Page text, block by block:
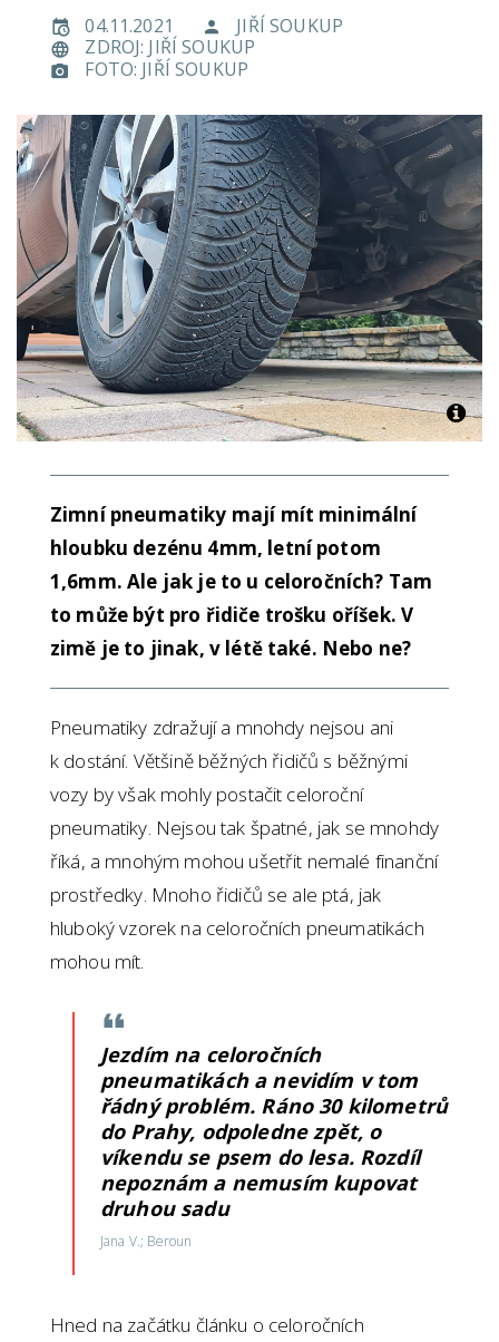
04.11.2021
JIŘÍ SOUKUP
ZDROJ: JIŘÍ SOUKUP
FOTO: JIŘÍ SOUKUP
Zimní pneumatiky mají mít minimální
hloubku dezénu 4mm, letní potom
1,6mm. Ale jak je to u celoročních? Tam
to může být pro řidiče trošku oříšek. V
zimě je to jinak, v létě také. Nebo ne?
Pneumatiky zdražují a mnohdy nejsou ani
k dostání. Většině běžných řidičů s běžnými
vozy by však mohly postačit celoroční
pneumatiky. Nejsou tak špatné, jak se mnohdy
říká, a mnohým mohou ušetřit nemalé finanční
prostředky. Mnoho řidičů se ale ptá, jak
hluboký vzorek na celoročních pneumatikách
mohou mít.
Jezdím na celoročních
pneumatikách a nevidím v tom
řádný problém. Ráno 30 kilometrů
do Prahy, odpoledne zpět, o
víkendu se psem do lesa. Rozdíl
nepoznám a nemusím kupovat
druhou sadu
Jana V.; Beroun
Hned na začátku článku o celoročních